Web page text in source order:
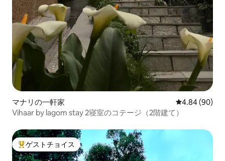
マナリの一軒家 レビュー90件
4.84 (90)
Vihaar by lagom stay 2寝室のコテージ（2階建て）
大好評のゲストチョイスです。
ゲストチョイス